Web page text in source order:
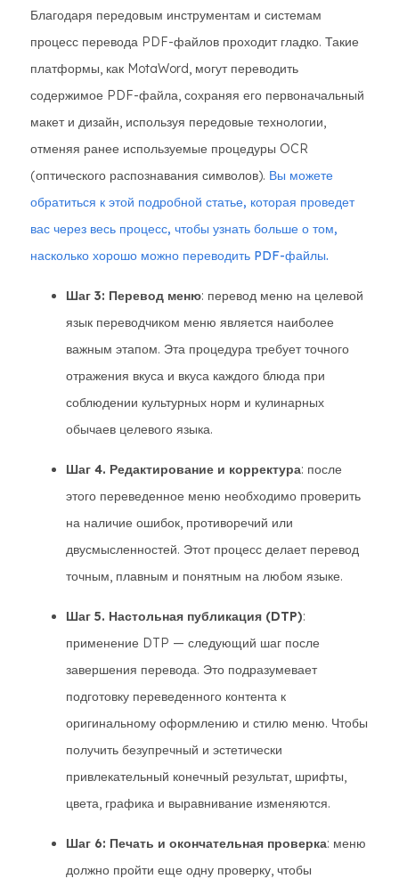
Благодаря передовым инструментам и системам
процесс перевода PDF-файлов проходит гладко. Такие
платформы, как MotaWord, могут переводить
содержимое PDF-файла, сохраняя его первоначальный
макет и дизайн, используя передовые технологии,
отменяя ранее используемые процедуры OCR
(оптического распознавания символов). Вы можете
обратиться к этой подробной статье, которая проведет
вас через весь процесс, чтобы узнать больше о том,
насколько хорошо можно переводить PDF-файлы.
Шаг 3: Перевод меню: перевод меню на целевой
язык переводчиком меню является наиболее
важным этапом. Эта процедура требует точного
отражения вкуса и вкуса каждого блюда при
соблюдении культурных норм и кулинарных
обычаев целевого языка.
Шаг 4. Редактирование и корректура: после
этого переведенное меню необходимо проверить
на наличие ошибок, противоречий или
двусмысленностей. Этот процесс делает перевод
точным, плавным и понятным на любом языке.
Шаг 5. Настольная публикация (DTP):
применение DTP — следующий шаг после
завершения перевода. Это подразумевает
подготовку переведенного контента к
оригинальному оформлению и стилю меню. Чтобы
получить безупречный и эстетически
привлекательный конечный результат, шрифты,
цвета, графика и выравнивание изменяются.
Шаг 6: Печать и окончательная проверка: меню
должно пройти еще одну проверку, чтобы